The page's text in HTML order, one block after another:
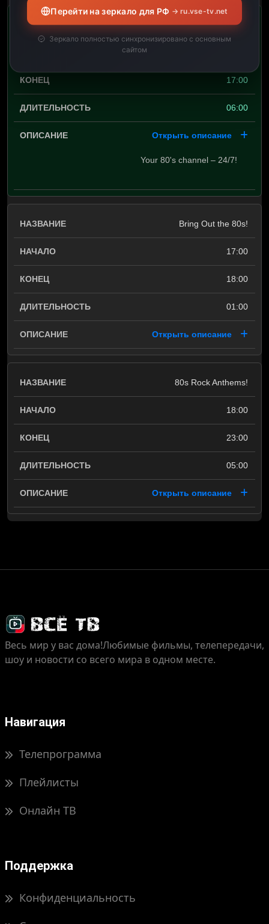
80s Hit After 80s Hit
17:00
06:00
Открыть описание
Your 80's channel – 24/7!
Bring Out the 80s!
17:00
18:00
01:00
Открыть описание
80s Rock Anthems!
18:00
23:00
05:00
Открыть описание
Весь мир у вас дома!Любимые фильмы, телепередачи,
шоу и новости со всего мира в одном месте.
Навигация
Телепрограмма
Плейлисты
Онлайн ТВ
Поддержка
Конфиденциальность
Перейти на зеркало для РФ → ru.vse-tv.net
Зеркало полностью синхронизировано с основным
сайтом